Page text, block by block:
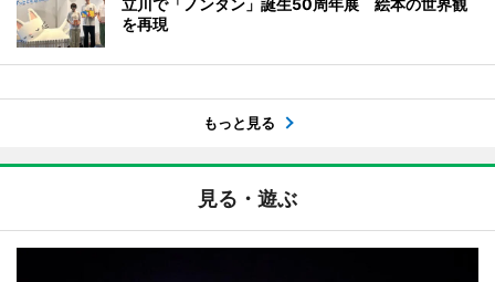
を再現
もっと見る
見る・遊ぶ